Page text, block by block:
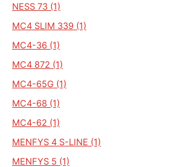
NESS 73 (1)
MC4 SLIM 339 (1)
MC4-36 (1)
MC4 872 (1)
MC4-65G (1)
MC4-68 (1)
MC4-62 (1)
MENFYS 4 S-LINE (1)
MENFYS 5 (1)